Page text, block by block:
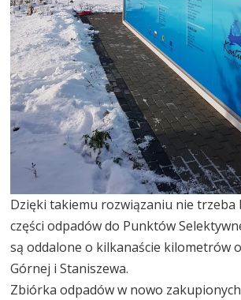
Dzięki takiemu rozwiązaniu nie trzeba
części odpadów do Punktów
są oddalone o kilkanaście kilometrów
Górnej i Staniszewa.
Zbiórka odpadów w nowo